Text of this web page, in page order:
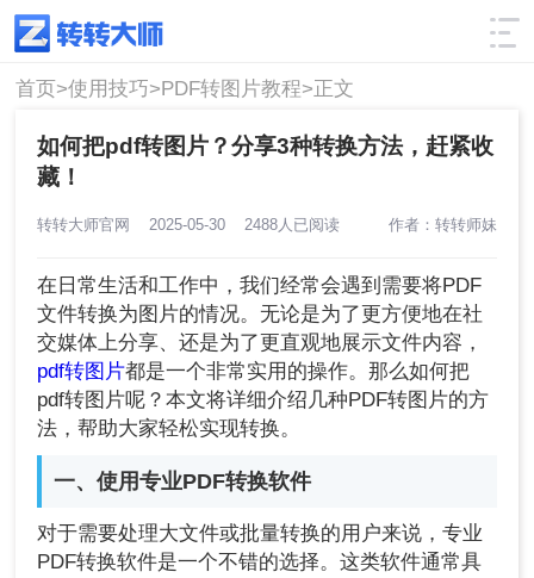
使用技巧 筛选
首页>使用技巧>PDF转图片教程>正文
如何把pdf转图片？分享3种转换方法，赶紧收
藏！
转转大师官网 2025-05-30 2488人已阅读 作者：转转师妹
在日常生活和工作中，我们经常会遇到需要将PDF
文件转换为图片的情况。无论是为了更方便地在社
交媒体上分享、还是为了更直观地展示文件内容，
pdf转图片都是一个非常实用的操作。那么如何把
pdf转图片呢？本文将详细介绍几种PDF转图片的方
法，帮助大家轻松实现转换。
一、使用专业PDF转换软件
对于需要处理大文件或批量转换的用户来说，专业
PDF转换软件是一个不错的选择。这类软件通常具